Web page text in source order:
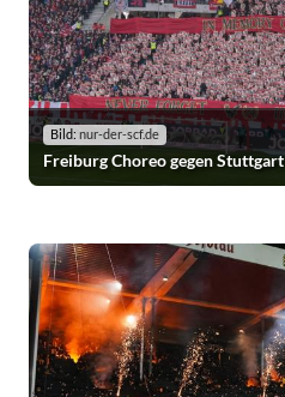
Bild: nur-der-scf.de
Freiburg Choreo gegen Stuttgart